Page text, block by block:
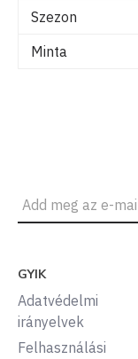
Szezon
Minta
GYIK
Adatvédelmi
irányelvek
Felhasználási